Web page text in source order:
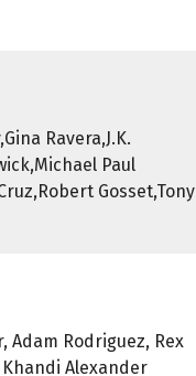
Ravera,J.K.
Paul
Gosset,Tony
Adam Rodriguez, Rex
Khandi Alexander